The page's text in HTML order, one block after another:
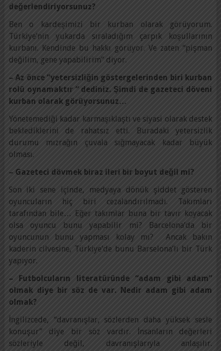
değerlendiriyorsunuz?
Ben o kardeşimizi bir kurban olarak görüyorum.
Türkiye’nin yukarda sıraladığım çarpık koşullarının
kurbanı. Kendinde bu hakkı görüyor. Ve zaten “pişman
değilim, gene yapabilirim” diyor.
– Az önce “yetersizliğin göstergelerinden biri kurban
rolü oynamaktır “ dediniz. Şimdi de gazeteci döveni
kurban olarak görüyorsunuz…
Yönetemediği kadar karmaşıklaştı ve siyasi olarak destek
beklediklerini de rahatsız etti. Buradaki yetersizlik
durumu mızrağın çuvala sığmayacak kadar büyük
olması.
– Gazeteci dövmek biraz ileri bir boyut değil mi?
Son iki sene içinde, medyaya dönük şiddet gösteren
oyuncuların hiç biri cezalandırılmadı. Takımları
tarafından bile… Eğer takımlar buna bir tavır koyacak
olsa oyuncu bunu yapabilir mi? Barcelona’da bir
oyuncunun bunu yapması kolay mı? Ancak bakın
kaderin cilvesine, Türkiye’de bunu Barselona’lı bir Türk
yapıyor.
– Futbolcuların literatüründe “adam gibi adam”
olmak diye bir söz de var. Nedir adam gibi adam
olmak?
İngilizcede, “davranışlar, sözlerden daha yüksek sesle
konuşur” diye bir söz vardır. İnsanların değerleri
sözleriyle değil, davranışlarıyla anlaşılır.